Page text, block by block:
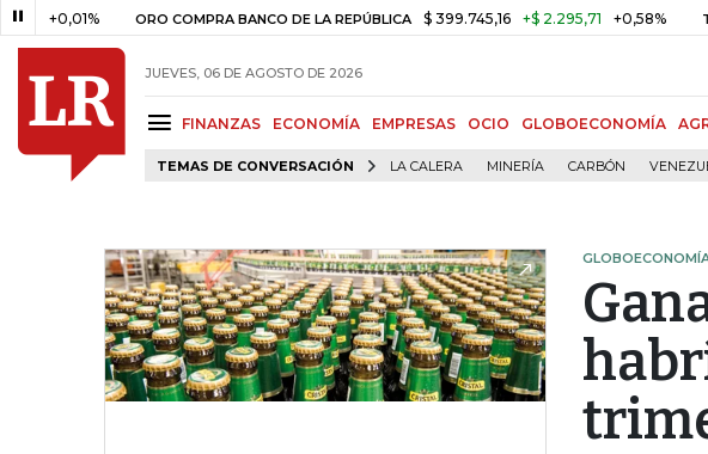
ORO COMPRA BANCO DE LA REPÚBLICA $ 399.745,16 +$ 2.295,71 +0,58% TASA
JUEVES, 06 DE AGOSTO DE 2026
FINANZAS ECONOMÍA EMPRESAS OCIO GLOBOECONOMÍA
TEMAS DE CONVERSACIÓN LA CALERA MINERÍA CARBÓN